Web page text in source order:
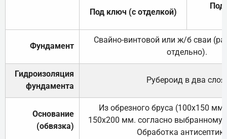
Под ключ (с отделкой)
Под
Фундамент
Свайно-винтовой или ж/б сваи
отдельно).
Гидроизоляция
фундамента
Рубероид в два слоя.
Основание
(обвязка)
Из обрезного бруса (100х150
150х200 мм. согласно выбранному
Обработка